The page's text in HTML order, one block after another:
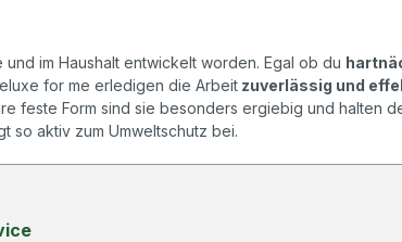
im Haushalt entwickelt worden. Egal ob du
for me erledigen die Arbeit zuverlässig und
feste Form sind sie besonders ergiebig und halten
so aktiv zum Umweltschutz bei.